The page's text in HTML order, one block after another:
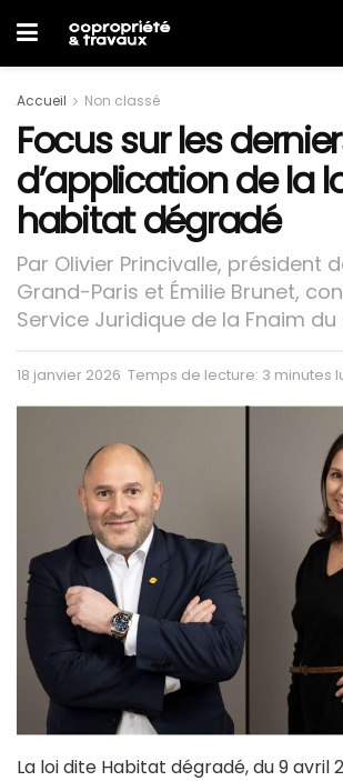
Accueil Non classé
Focus sur les
d’application de la
habitat dégradé
Par Olivier Princivalle, président
Grand-Paris et Émilie Brunet,
Service Juridique de la Fnaim
18 janvier 2026 Temps de lecture: 3 minutes
La loi dite Habitat dégradé, du 9 avril